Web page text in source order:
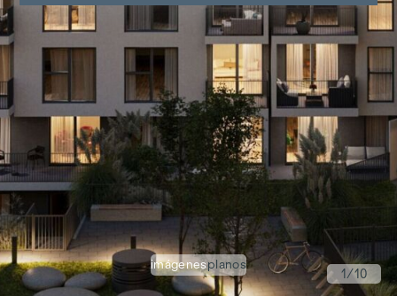
imágenesplanos
1/10